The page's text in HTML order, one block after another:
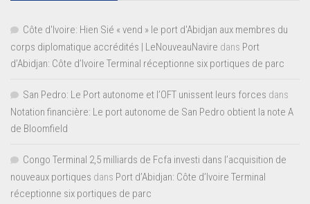
Côte d'Ivoire: Hien Sié « vend » le port d'Abidjan aux membres du
corps diplomatique accrédités | LeNouveauNavire dans Port
d’Abidjan: Côte d’Ivoire Terminal réceptionne six portiques de parc
San Pedro: Le Port autonome et l’OFT unissent leurs forces dans
Notation financière: Le port autonome de San Pedro obtient la note A
de Bloomfield
Congo Terminal 2,5 milliards de Fcfa investi dans l’acquisition de
nouveaux portiques dans Port d’Abidjan: Côte d’Ivoire Terminal
réceptionne six portiques de parc